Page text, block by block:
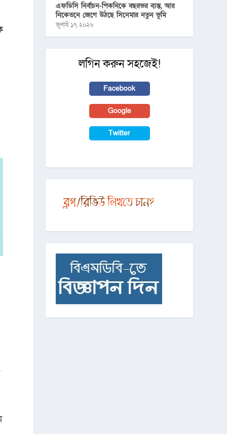
এফডিসি নির্বাচন-পিকনিকে বছরভর ব্যস্ত, আর
নিকেতনে জেগে উঠছে সিনেমার নতুন ভূমি
জুলাই ১৭, ২০২৬
লগিন করুন সহজেই!
Facebook
Google
Twitter